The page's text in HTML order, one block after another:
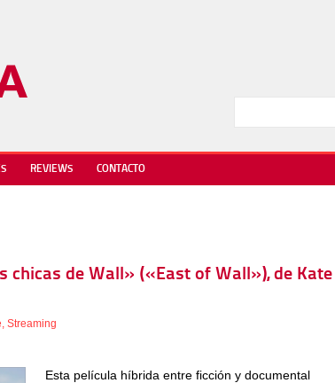
REVIEWS CONTACTO
chicas de Wall» («East of Wall»), de Kate
, Streaming
Esta película híbrida entre ficción y documental